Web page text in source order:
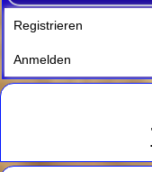
Registrieren
Anmelden